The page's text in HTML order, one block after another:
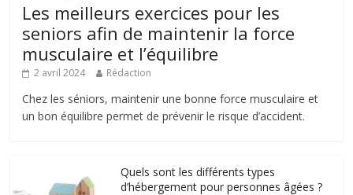
Les meilleurs exercices pour les
seniors afin de maintenir la force
musculaire et l’équilibre
2 avril 2024 Rédaction
Chez les séniors, maintenir une bonne force musculaire et
un bon équilibre permet de prévenir le risque d’accident.
Quels sont les différents types
d’hébergement pour personnes âgées ?